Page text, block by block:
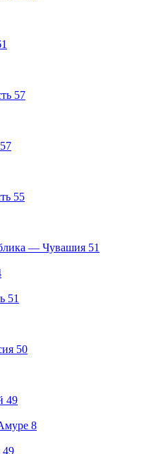
57
57
55
— Чувашия 51
51
50
49
8
49